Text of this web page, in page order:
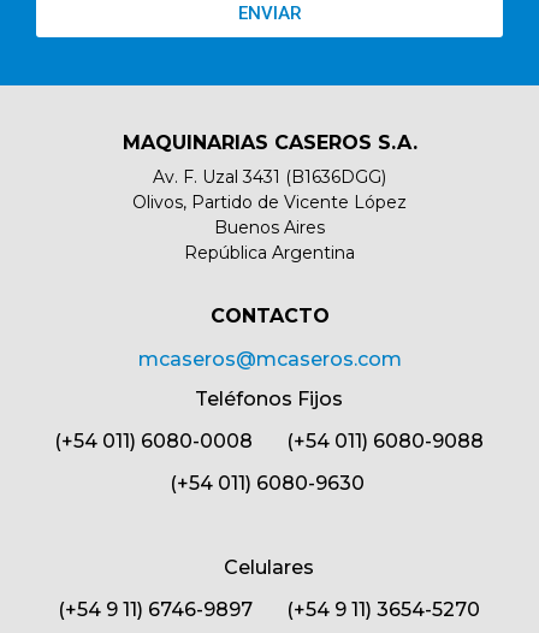
ENVIAR
MAQUINARIAS CASEROS S.A.
Av. F. Uzal 3431 (B1636DGG)
Olivos, Partido de Vicente López
Buenos Aires
República Argentina
CONTACTO​
mcaseros@mcaseros.com
Teléfonos Fijos
(+54 011) 6080-0008 (+54 011) 6080-9088
(+54 011) 6080-9630
Celulares
(+54 9 11) 6746-9897 (+54 9 11) 3654-5270